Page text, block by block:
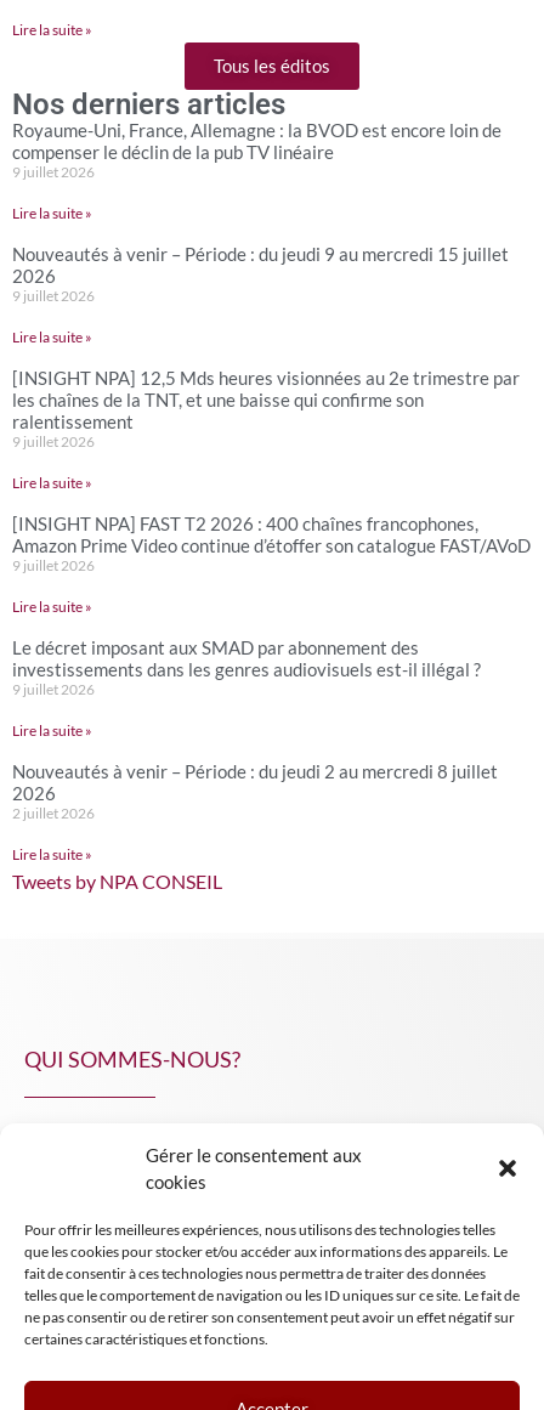
Gérer le consentement aux
cookies
Pour offrir les meilleures expériences, nous utilisons des technologies telles
que les cookies pour stocker et/ou accéder aux informations des appareils. Le
fait de consentir à ces technologies nous permettra de traiter des données
telles que le comportement de navigation ou les ID uniques sur ce site. Le fait de
ne pas consentir ou de retirer son consentement peut avoir un effet négatif sur
certaines caractéristiques et fonctions.
Lire la suite »
Tous les éditos
Nos derniers articles
Royaume-Uni, France, Allemagne : la BVOD est encore loin de
compenser le déclin de la pub TV linéaire
9 juillet 2026
Lire la suite »
Nouveautés à venir – Période : du jeudi 9 au mercredi 15 juillet
2026
9 juillet 2026
Lire la suite »
[INSIGHT NPA] 12,5 Mds heures visionnées au 2e trimestre par
les chaînes de la TNT, et une baisse qui confirme son
ralentissement
9 juillet 2026
Lire la suite »
[INSIGHT NPA] FAST T2 2026 : 400 chaînes francophones,
Amazon Prime Video continue d’étoffer son catalogue FAST/AVoD
9 juillet 2026
Lire la suite »
Le décret imposant aux SMAD par abonnement des
investissements dans les genres audiovisuels est-il illégal ?
9 juillet 2026
Lire la suite »
Nouveautés à venir – Période : du jeudi 2 au mercredi 8 juillet
2026
2 juillet 2026
Lire la suite »
Tweets by NPA CONSEIL
QUI SOMMES-NOUS?
INSIGHT NPA